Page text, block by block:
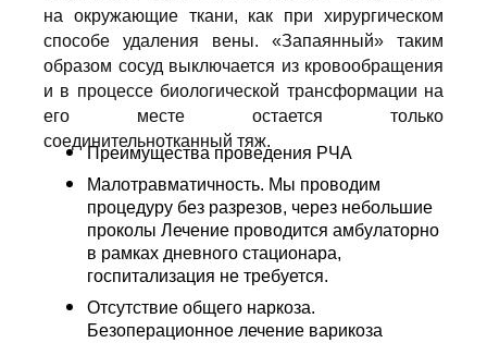
на окружающие ткани, как при хирургическом
способе удаления вены. «Запаянный» таким
образом сосуд выключается из кровообращения
и в процессе биологической трансформации на
его месте остается только
соединительнотканный тяж.
Преимущества проведения РЧА
Малотравматичность. Мы проводим
процедуру без разрезов, через небольшие
проколы Лечение проводится амбулаторно
в рамках дневного стационара,
госпитализация не требуется.
Отсутствие общего наркоза.
Безоперационное лечение варикоза